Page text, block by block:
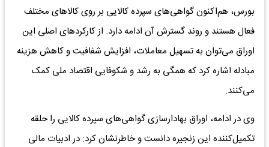
بورس، هم‌اکنون گواهی‌های سپرده کالایی بر روی کالاهای مختلف
فعال هستند و روند گسترش آن ادامه دارد. از کارکردهای اصلی این
اوراق می‌توان به تسهیل معاملات، افزایش شفافیت و کاهش هزینه
مبادله اشاره کرد که همگی به رشد و شکوفایی اقتصاد ملی کمک
می‌کنند.
وی در ادامه، اوراق بهادارسازی گواهی‌های سپرده کالایی را حلقه
تکمیل‌کننده این زنجیره دانست و خاطرنشان کرد: در ادبیات مالی